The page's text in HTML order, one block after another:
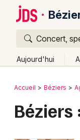
Concert,
Aujourd'hui
Publier un
Bordeaux
Retour
Accueil Béziers
Béziers
Quoi ?
Où ?
Languedoc-